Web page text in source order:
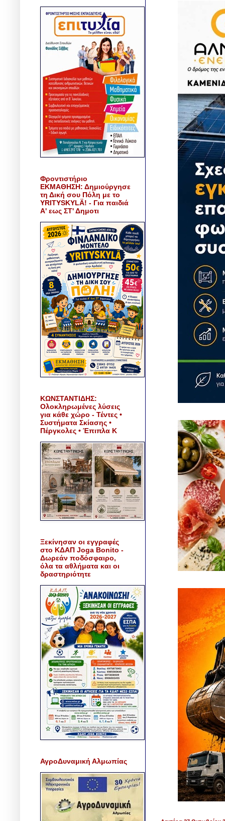
Φροντιστήριο
ΕΚΜΑΘΗΣΗ: Δημιούργησε
τη Δική σου Πόλη με το
YRITYSKYLÄ! - Για παιδιά
Α' εως ΣΤ' Δημοτι
ΚΩΝΣΤΑΝΤΙΔΗΣ:
Ολοκληρωμένες λύσεις
για κάθε χώρο - Τέντες •
Συστήματα Σκίασης •
Πέργκολες • Έπιπλα Κ
Ξεκίνησαν οι εγγραφές
στο ΚΔΑΠ Joga Bonito -
Δωρεάν ποδόσφαιρο,
όλα τα αθλήματα και οι
δραστηριότητε
ΑγροΔυναμική Αλμωπίας